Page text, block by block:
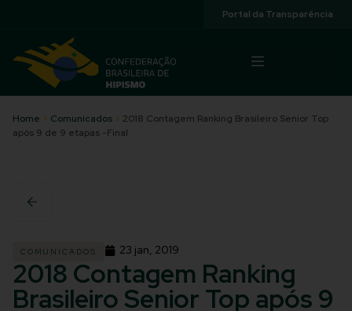
Portal da Transparência
Home > Comunicados > 2018 Contagem Ranking Brasileiro Senior Top
após 9 de 9 etapas -Final
COMUNICADOS 23 jan, 2019
2018 Contagem Ranking
Brasileiro Senior Top após 9